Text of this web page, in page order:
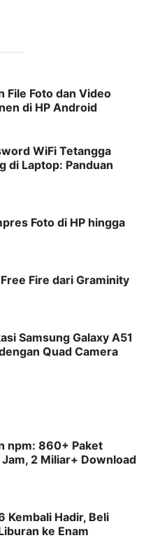
File Foto dan Video
di HP Android
WiFi Tetangga
di Laptop: Panduan
Foto di HP hingga
Fire dari Graminity
Samsung Galaxy A51
Quad Camera
npm: 860+ Paket
2 Miliar+ Download
Kembali Hadir, Beli
ke Enam